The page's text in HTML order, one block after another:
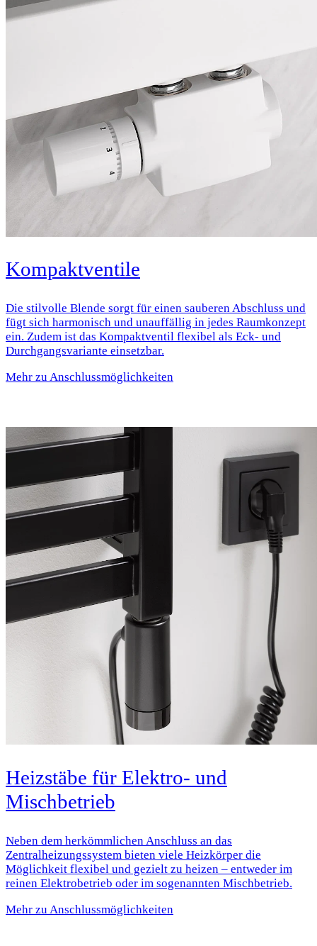
Kompaktventile
Die stilvolle Blende sorgt für einen sauberen Abschluss und
fügt sich harmonisch und unauffällig in jedes Raumkonzept
ein. Zudem ist das Kompaktventil flexibel als Eck- und
Durchgangsvariante einsetzbar.
Mehr zu Anschlussmöglichkeiten
Heizstäbe für Elektro- und
Mischbetrieb
Neben dem herkömmlichen Anschluss an das
Zentralheizungssystem bieten viele Heizkörper die
Möglichkeit flexibel und gezielt zu heizen – entweder im
reinen Elektrobetrieb oder im sogenannten Mischbetrieb.
Mehr zu Anschlussmöglichkeiten